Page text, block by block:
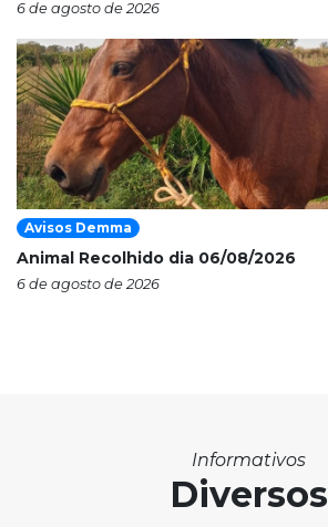
6 de agosto de 2026
Avisos Demma
Animal Recolhido dia 06/08/2026
6 de agosto de 2026
Informativos
Diversos